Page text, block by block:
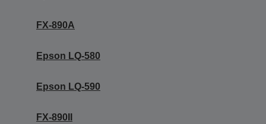
FX-890A
Epson LQ-580
Epson LQ-590
FX-890II